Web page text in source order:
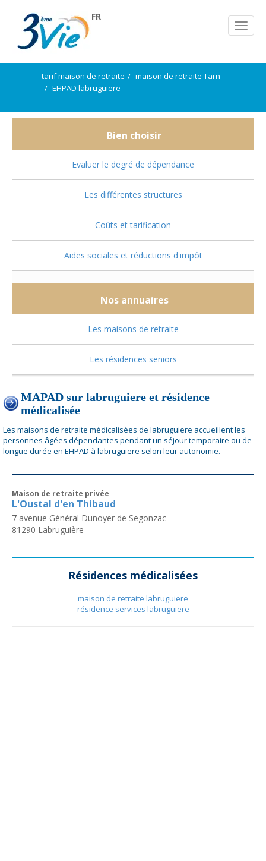
FR
tarif maison de retraite
maison de retraite Tarn
EHPAD labruguiere
Bien choisir
Evaluer le degré de dépendance
Les différentes structures
Coûts et tarification
Aides sociales et réductions d'impôt
Nos annuaires
Les maisons de retraite
Les résidences seniors
MAPAD sur labruguiere et résidence
médicalisée
Les maisons de retraite médicalisées de labruguiere accueillent les
personnes âgées dépendantes pendant un séjour temporaire ou de
longue durée en EHPAD à labruguiere selon leur autonomie.
Maison de retraite privée
L'Oustal d'en Thibaud
7 avenue Général Dunoyer de Segonzac
81290 Labruguière
Résidences médicalisées
maison de retraite labruguiere
résidence services labruguiere